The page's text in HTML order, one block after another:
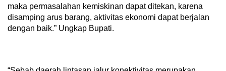
maka permasalahan kemiskinan dapat ditekan, karena
disamping arus barang, aktivitas ekonomi dapat berjalan
dengan baik.” Ungkap Bupati.